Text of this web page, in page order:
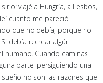
viajé a Hungría, a Lesbos,
cuanto me pareció
que no debía, porque no
debía recrear algún
humano. Cuando caminas
parte, persiguiendo una
no son las razones que